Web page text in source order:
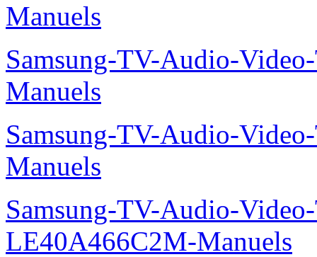
Manuels
Samsung-TV-Audio-
Manuels
Samsung-TV-Audio-
Manuels
Samsung-TV-Audio-
LE40A466C2M-Manuels